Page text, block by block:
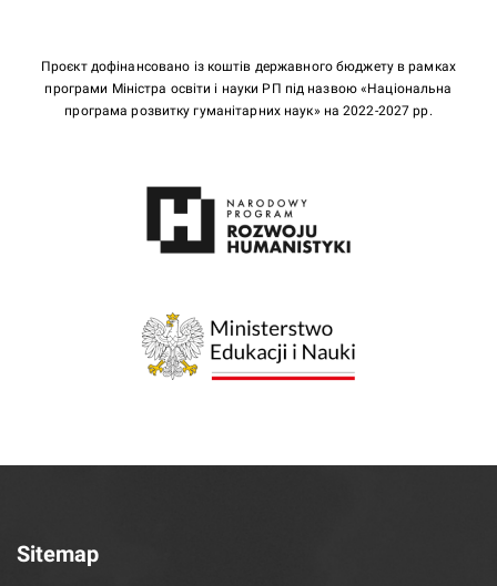
Проєкт дофінансовано із коштів державного бюджету в рамках
програми Міністра освіти і науки РП під назвою «Національна
програма розвитку гуманітарних наук» на 2022-2027 рр.
Sitemap